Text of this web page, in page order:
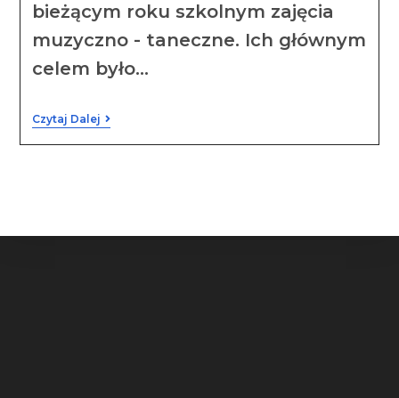
bieżącym roku szkolnym zajęcia
muzyczno - taneczne. Ich głównym
celem było…
Czytaj Dalej